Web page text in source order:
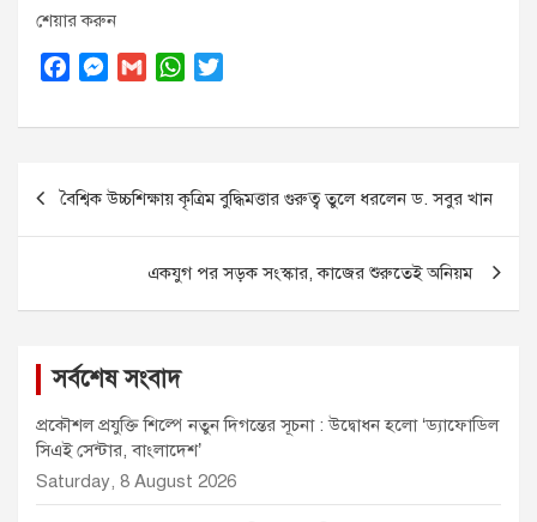
শেয়ার করুন
c
o
o
M
s
n
g
G
a
W
a
A
p
p
i
e
r
Post
navigation
বৈশ্বিক উচ্চশিক্ষায় কৃত্রিম বুদ্ধিমত্তার গুরুত্ব তুলে ধরলেন ড. সবুর খান
একযুগ পর সড়ক সংস্কার, কাজের শুরুতেই অনিয়ম
সর্বশেষ সংবাদ
প্রকৌশল প্রযুক্তি শিল্পে নতুন দিগন্তের সূচনা : উদ্বোধন হলো ‘ড্যাফোডিল
সিএই সেন্টার, বাংলাদেশ’
Saturday, 8 August 2026